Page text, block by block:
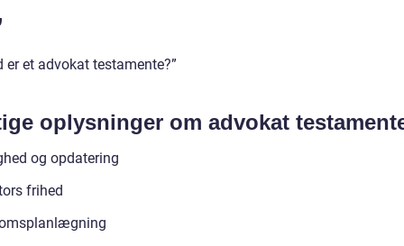
er et advokat testamente?”
oplysninger om advokat
og opdatering
frihed